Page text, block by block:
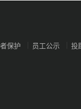
保护 员工公示 投